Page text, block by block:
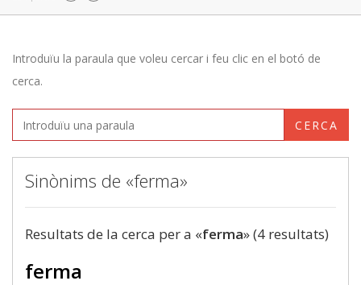
Introduïu la paraula que voleu cercar i feu clic en el botó de
cerca.
CERCA
Sinònims de «ferma»
Resultats de la cerca per a «ferma» (4 resultats)
ferma